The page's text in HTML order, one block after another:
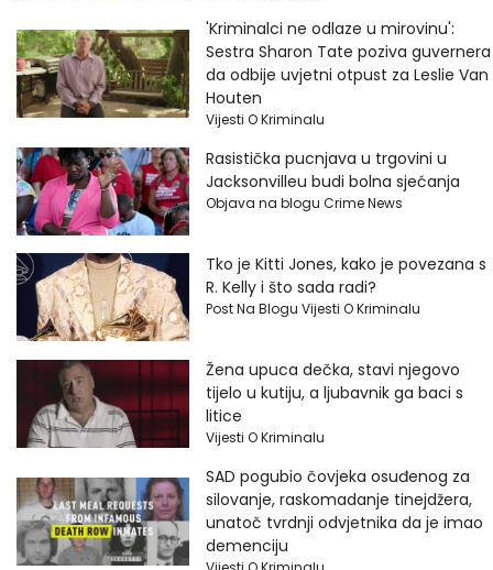
'Kriminalci ne odlaze u mirovinu':
Sestra Sharon Tate poziva guvernera
da odbije uvjetni otpust za Leslie Van
Houten
Vijesti O Kriminalu
Rasistička pucnjava u trgovini u
Jacksonvilleu budi bolna sjećanja
Objava na blogu Crime News
Tko je Kitti Jones, kako je povezana s
R. Kelly i što sada radi?
Post Na Blogu Vijesti O Kriminalu
Žena upuca dečka, stavi njegovo
tijelo u kutiju, a ljubavnik ga baci s
litice
Vijesti O Kriminalu
SAD pogubio čovjeka osuđenog za
silovanje, raskomadanje tinejdžera,
unatoč tvrdnji odvjetnika da je imao
demenciju